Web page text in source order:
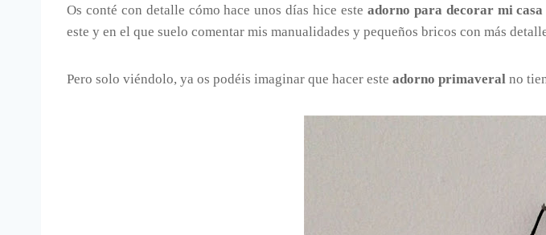
Os conté con detalle cómo hace unos días hice este adorno para decorar mi
este y en el que suelo comentar mis manualidades y pequeños bricos con más
Pero solo viéndolo, ya os podéis imaginar que hacer este adorno primaveral no